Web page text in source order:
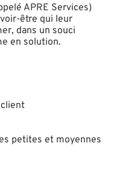
APRE Services)
être qui leur
dans un souci
en solution.
petites et moyennes